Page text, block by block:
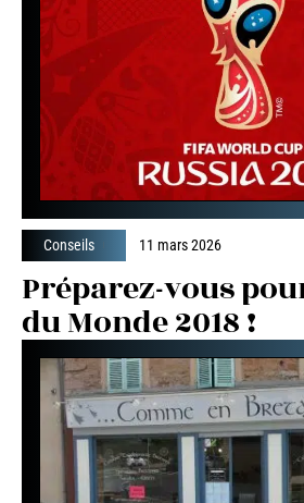
Conseils 11 mars 2026
Préparez-vous
du Monde 2018 !